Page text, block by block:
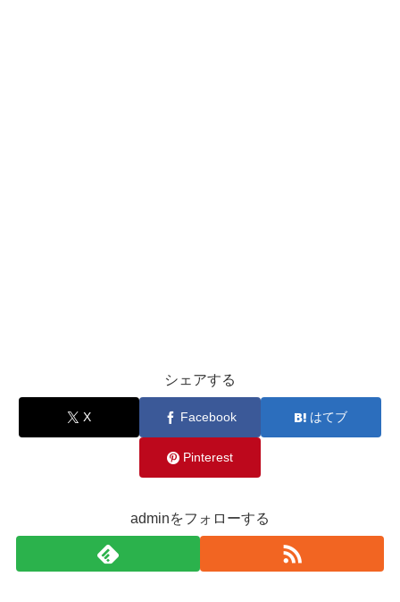
シェアする
X Facebook はてブ
Pinterest
adminをフォローする